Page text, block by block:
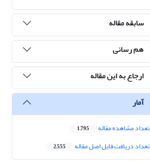
سابقه مقاله
هم رسانی
ارجاع به این مقاله
آمار
تعداد مشاهده مقاله 1,795
تعداد دریافت فایل اصل مقاله 2,555